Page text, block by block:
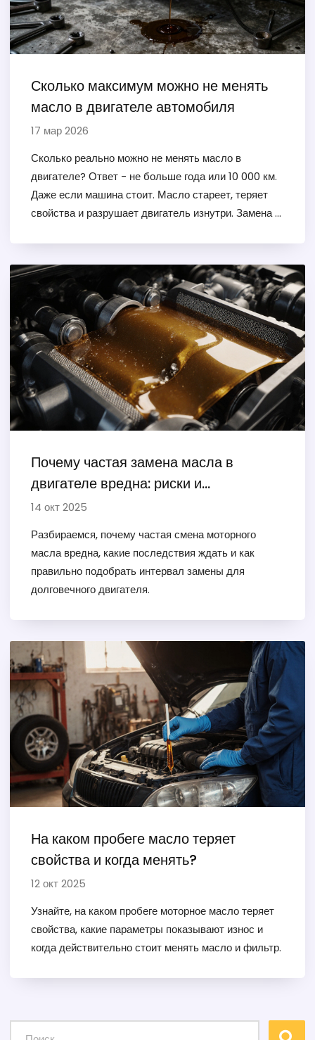
Сколько максимум можно не менять
масло в двигателе автомобиля
17 мар 2026
Сколько реально можно не менять масло в
двигателе? Ответ - не больше года или 10 000 км.
Даже если машина стоит. Масло стареет, теряет
свойства и разрушает двигатель изнутри. Замена -
Почему частая замена масла в
двигателе вредна: риски и
рекомендации
14 окт 2025
Разбираемся, почему частая смена моторного
масла вредна, какие последствия ждать и как
правильно подобрать интервал замены для
долговечного двигателя.
На каком пробеге масло теряет
свойства и когда менять?
12 окт 2025
Узнайте, на каком пробеге моторное масло теряет
свойства, какие параметры показывают износ и
когда действительно стоит менять масло и фильтр.